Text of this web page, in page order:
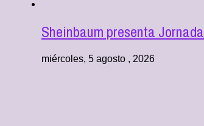
Sheinbaum presenta
miércoles, 5 agosto , 2026